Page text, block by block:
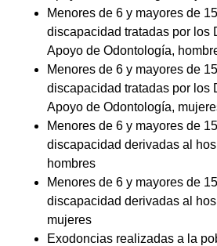
Menores de 6 y mayores de
discapacidad tratadas por los
Apoyo de Odontología,
Menores de 6 y mayores de
discapacidad tratadas por los
Apoyo de Odontología,
Menores de 6 y mayores de
discapacidad derivadas al
hombres
Menores de 6 y mayores de
discapacidad derivadas al
mujeres
Exodoncias realizadas a la